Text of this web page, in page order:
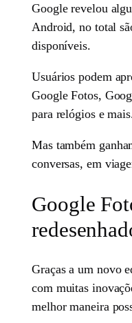
Google revelou
Android, no total
disponíveis.
Usuários podem
Google Fotos,
para relógios e
Mas também
conversas, em
Google
Graças a um novo
com muitas
melhor maneira